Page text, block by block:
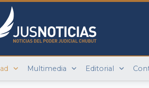
Multimedia Editorial